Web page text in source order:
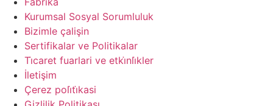
Kurumsal Sosyal Sorumluluk
Bizimle çalişin
Sertifikalar ve Politikalar
Ti̇caret fuarlari ve etki̇nli̇kler
İletişim
Çerez poli̇ti̇kasi